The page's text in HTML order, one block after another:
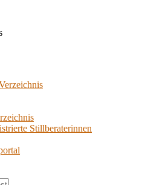
Stillberaterinnen